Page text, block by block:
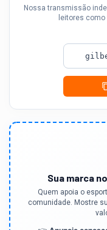
Nossa transmissão
leitores
Sua marca
Quem apoia o
comunidade. Mostre